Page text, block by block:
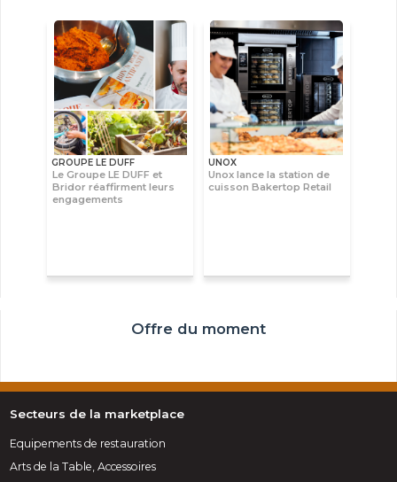
GROUPE LE DUFF
Le Groupe LE DUFF et
Bridor réaffirment leurs
engagements
UNOX
Unox lance la station de
cuisson Bakertop Retail
Offre du moment
Secteurs de la marketplace
Equipements de restauration
Arts de la Table, Accessoires